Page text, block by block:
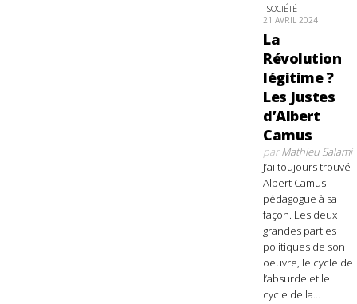
SOCIÉTÉ
21 AVRIL 2024
La
Révolution
légitime ?
Les Justes
d’Albert
Camus
parMathieu Salami
J’ai toujours trouvé
Albert Camus
pédagogue à sa
façon. Les deux
grandes parties
politiques de son
oeuvre, le cycle de
l’absurde et le
cycle de la...